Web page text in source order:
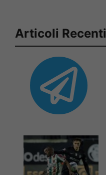
Articoli Recenti